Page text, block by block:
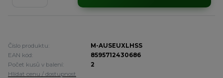
Číslo produktu:
M-AUSEUXLHSS
EAN kód:
8595712430686
Počet kusů v balení:
2
Hlídat cenu / dostupnost